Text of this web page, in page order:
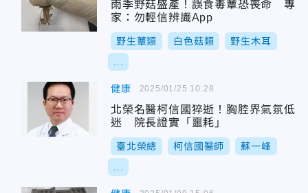
雨季野菇盛產！誤食毒蕈恐喪命 專
家：勿輕信辨識App
野生蕈類 白色菇類 野生木耳
健康
北榮名醫柯信國猝逝！胸腔界氣氛低
迷 院長證實「噩耗」
臺北榮總 柯信國醫師 蘇一峰
2025/01/25 10:28